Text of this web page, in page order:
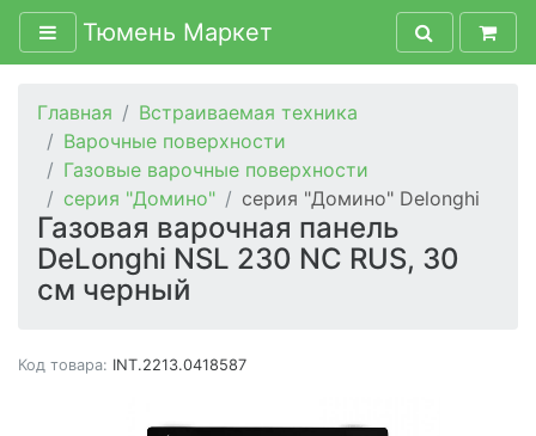
Тюмень Маркет
Главная
Встраиваемая техника
Варочные поверхности
Газовые варочные поверхности
серия "Домино"
серия "Домино" Delonghi
Газовая варочная панель
DeLonghi NSL 230 NC RUS, 30
см черный
Код товара: INT.2213.0418587